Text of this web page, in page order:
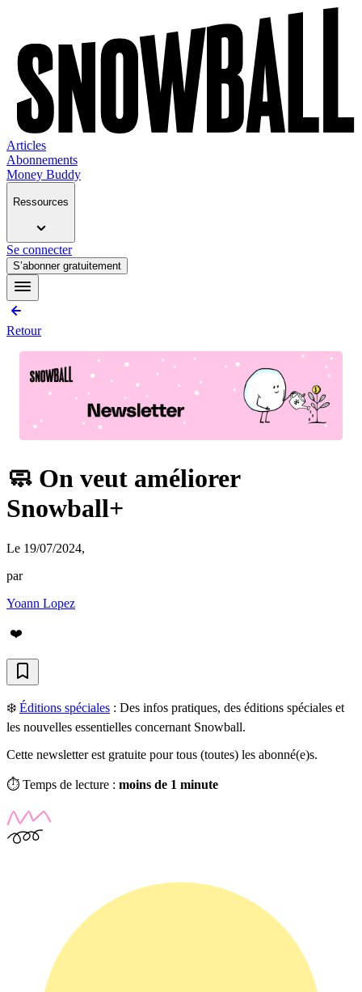
Articles
Abonnements
Money Buddy
Ressources
Se connecter
S’abonner gratuitement
Retour
🧼 On veut améliorer
Snowball+
Le 19/07/2024,
par
Yoann Lopez
❤️
❄️ Éditions spéciales : Des infos pratiques, des éditions spéciales et
les nouvelles essentielles concernant Snowball.
Cette newsletter est gratuite pour tous (toutes) les abonné(e)s.
⏱️ Temps de lecture : moins de 1 minute